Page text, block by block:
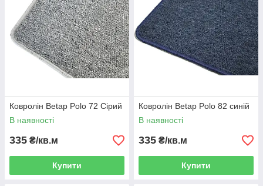
Ковролін Betap Polo 72 Сірий
В наявності
335 ₴/кв.м
Купити
Ковролін Betap Polo 82 синій
В наявності
335 ₴/кв.м
Купити